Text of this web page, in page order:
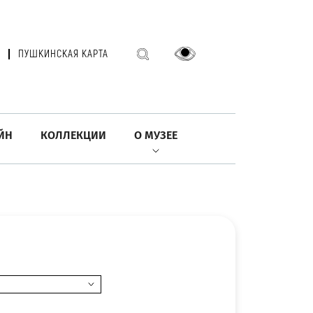
ПУШКИНСКАЯ КАРТА
КОЛЛЕКЦИИ О МУЗЕЕ